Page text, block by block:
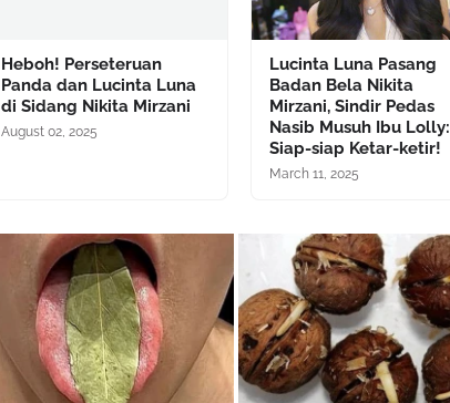
Heboh! Perseteruan
Panda dan Lucinta Luna
di Sidang Nikita Mirzani
August 02, 2025
Lucinta Luna Pasang
Badan Bela Nikita
Mirzani, Sindir Pedas
Nasib Musuh Ibu Lolly:
Siap-siap Ketar-ketir!
March 11, 2025